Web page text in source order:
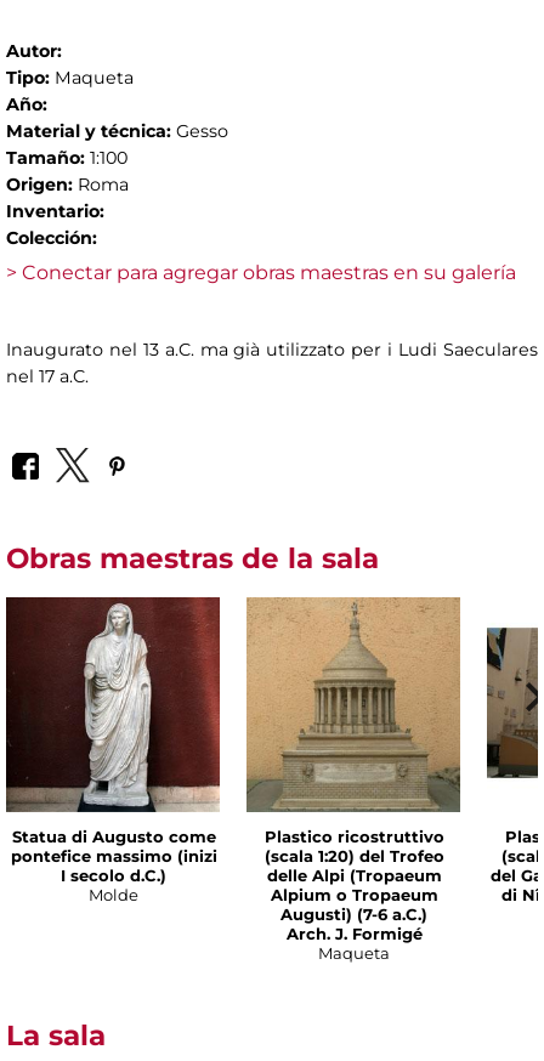
Autor:
Tipo: Maqueta
Año:
Material y técnica: Gesso
Tamaño: 1:100
Origen: Roma
Inventario:
Colección:
> Conectar para agregar obras maestras en su galería
Inaugurato nel 13 a.C. ma già utilizzato per i Ludi Saeculares
nel 17 a.C.
Obras maestras de la sala
Statua di Augusto come
pontefice massimo (inizi
I secolo d.C.)
Molde
Plastico ricostruttivo
(scala 1:20) del Trofeo
delle Alpi (Tropaeum
Alpium o Tropaeum
Augusti) (7-6 a.C.)
Arch. J. Formigé
Maqueta
del
di
La sala